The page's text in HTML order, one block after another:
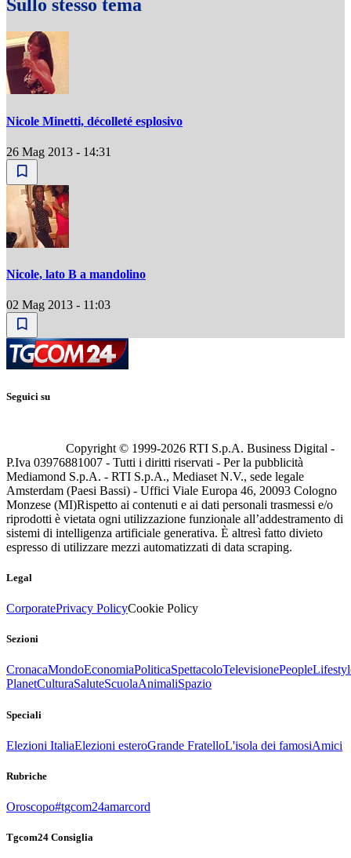
Sullo stesso tema
Nicole Minetti, décolleté esplosivo
26 Mag 2013 - 14:31
Nicole, lato B a mandolino
02 Mag 2013 - 11:03
Seguici su
Copyright © 1999-2026 RTI S.p.A. Business Digital -
P.Iva 03976881007 - Tutti i diritti riservati - Per la pubblicità
Mediamond S.p.A. - RTI S.p.A., Mediaset N.V., sede legale
Amsterdam (Paesi Bassi) - Uffici Viale Europa 46, 20093 Cologno
Monzese (MI)Rispetto ai contenuti e ai dati personali trasmessi e/o
riprodotti è vietata ogni utilizzazione funzionale all’addestramento di
sistemi di intelligenza artificiale generativa. È altresì fatto divieto
espresso di utilizzare mezzi automatizzati di data scraping.
Legal
CorporatePrivacy PolicyCookie Policy
Sezioni
CronacaMondoEconomiaPoliticaSpettacoloTelevisionePeople
PlanetCulturaSaluteScuolaAnimaliSpazio
Speciali
Elezioni ItaliaElezioni esteroGrande FratelloL'isola dei famosiAmici
Rubriche
Oroscopo#tgcom24amarcord
Tgcom24 Consiglia